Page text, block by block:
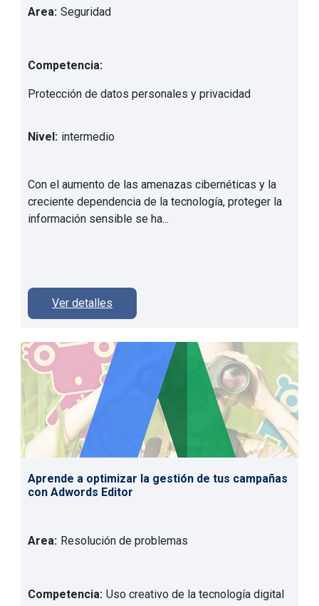
Area: Seguridad
Competencia:
Protección de datos personales y privacidad
Nivel: intermedio
Con el aumento de las amenazas cibernéticas y la
creciente dependencia de la tecnología, proteger la
información sensible se ha...
Ver detalles
Aprende a optimizar la gestión de tus campañas
con Adwords Editor
Area: Resolución de problemas
Competencia: Uso creativo de la tecnología digital